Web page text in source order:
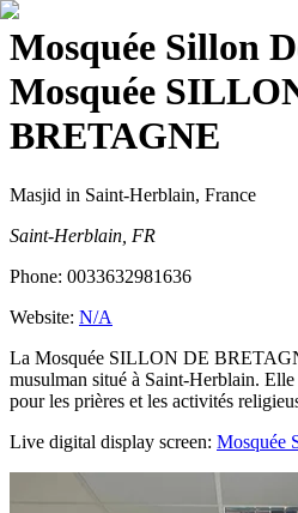
Mosquée Sillon
Mosquée
BRETAGNE
Masjid in Saint-Herblain, France
Saint-Herblain, FR
Phone: 0033632981636
Website: N/A
La Mosquée SILLON DE
musulman situé à Saint-Herblain.
pour les prières et les activités
Live digital display screen: Mosquée